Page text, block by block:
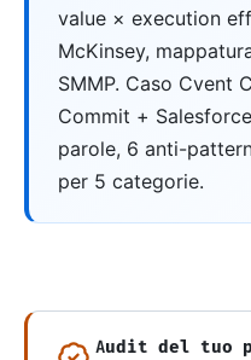
value × execution
McKinsey,
SMMP. Caso Cvent
Commit +
parole, 6 anti-
per 5 categorie.
Audit del tuo